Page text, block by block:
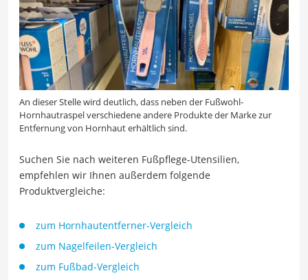
An dieser Stelle wird deutlich, dass neben der Fußwohl-
Hornhautraspel verschiedene andere Produkte der Marke zur
Entfernung von Hornhaut erhältlich sind.
Suchen Sie nach weiteren Fußpflege-Utensilien,
empfehlen wir Ihnen außerdem folgende
Produktvergleiche:
zum Hornhautentferner-Vergleich
zum Nagelfeilen-Vergleich
zum Fußbad-Vergleich